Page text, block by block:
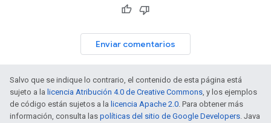
Enviar comentarios
Salvo que se indique lo contrario, el contenido de esta página está
sujeto a la licencia Atribución 4.0 de Creative Commons, y los ejemplos
de código están sujetos a la licencia Apache 2.0. Para obtener más
información, consulta las políticas del sitio de Google Developers. Java